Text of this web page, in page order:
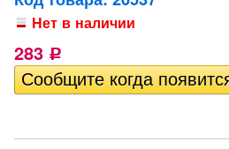
Нет в наличии
283 Р